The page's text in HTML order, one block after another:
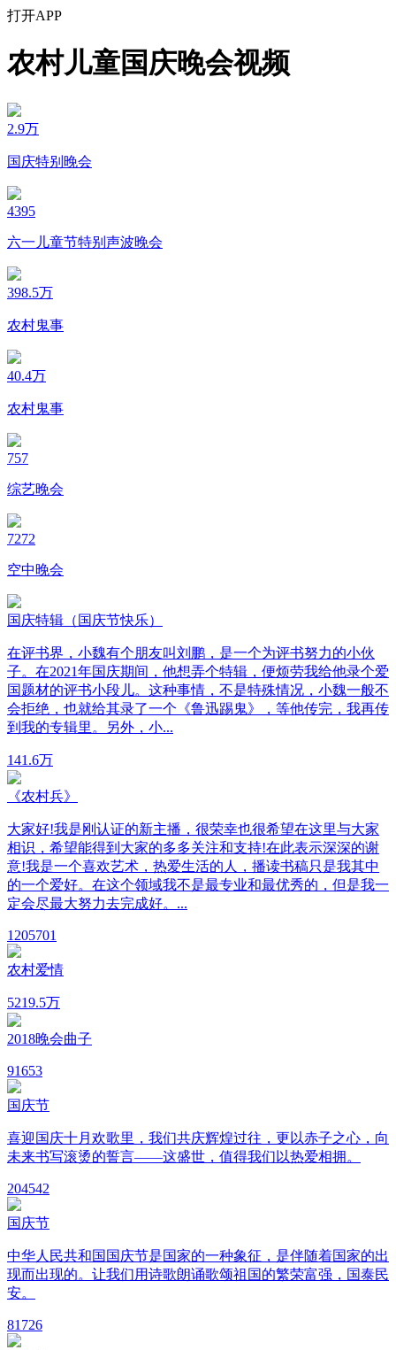
打开APP
农村儿童国庆晚会视频
2.9万
国庆特别晚会
4395
六一儿童节特别声波晚会
398.5万
农村鬼事
40.4万
农村鬼事
757
综艺晚会
7272
空中晚会
国庆特辑（国庆节快乐）
在评书界，小魏有个朋友叫刘鹏，是一个为评书努力的小伙
子。在2021年国庆期间，他想弄个特辑，便烦劳我给他录个爱
国题材的评书小段儿。这种事情，不是特殊情况，小魏一般不
会拒绝，也就给其录了一个《鲁迅踢鬼》，等他传完，我再传
到我的专辑里。另外，小...
141.6万
《农村兵》
大家好!我是刚认证的新主播，很荣幸也很希望在这里与大家
相识，希望能得到大家的多多关注和支持!在此表示深深的谢
意!我是一个喜欢艺术，热爱生活的人，播读书稿只是我其中
的一个爱好。在这个领域我不是最专业和最优秀的，但是我一
定会尽最大努力去完成好。...
1205701
农村爱情
5219.5万
2018晚会曲子
91653
国庆节
喜迎国庆十月欢歌里，我们共庆辉煌过往，更以赤子之心，向
未来书写滚烫的誓言——这盛世，值得我们以热爱相拥。
204542
国庆节
中华人民共和国国庆节是国家的一种象征，是伴随着国家的出
现而出现的。让我们用诗歌朗诵歌颂祖国的繁荣富强，国泰民
安。
81726